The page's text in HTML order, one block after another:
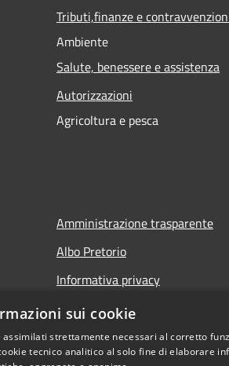
Tributi,finanze e
Ambiente
Salute, benessere e assistenza
Autorizzazioni
Agricoltura e pesca
Amministrazione trasparente
Albo Pretorio
Informativa privacy
Note legali
Dichiarazione di accessibilità
sui cookie
strettamente necessari al corretto
tecnico analitico al solo fine di elaborare